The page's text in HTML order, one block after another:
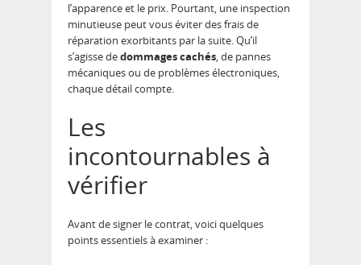
l’apparence et le prix. Pourtant, une inspection
minutieuse peut vous éviter des frais de
réparation exorbitants par la suite. Qu’il
s’agisse dedommages cachés, de pannes
mécaniques ou de problèmes électroniques,
chaque détail compte.
Les
incontournables à
vérifier
Avant de signer le contrat, voici quelques
points essentiels à examiner :